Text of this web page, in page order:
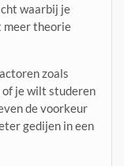
waarbij je
meer theorie
zoals
of je wilt studeren
de voorkeur
gedijen in een